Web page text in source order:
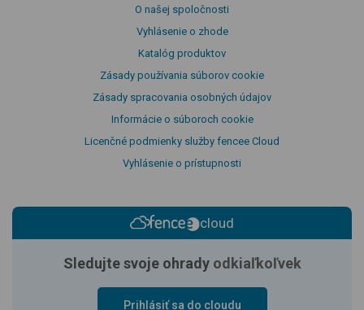
O našej spoločnosti
Vyhlásenie o zhode
Katalóg produktov
Zásady používania súborov cookie
Zásady spracovania osobných údajov
Informácie o súboroch cookie
Licenčné podmienky služby fencee Cloud
Vyhlásenie o prístupnosti
cloud
Sledujte svoje ohrady odkiaľkoľvek
Prihlásiť sa do cloudu